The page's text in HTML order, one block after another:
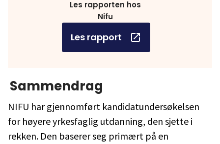
Les rapporten hos
Nifu
Les rapport
Sammendrag
NIFU har gjennomført kandidatundersøkelsen
for høyere yrkesfaglig utdanning, den sjette i
rekken. Den baserer seg primært på en